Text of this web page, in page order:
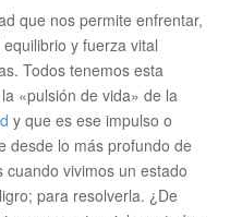
que nos permite enfrentar,
y fuerza vital
Todos tenemos esta
«pulsión de vida» de la
y que es ese impulso o
desde lo más profundo de
vivimos un estado
para resolverla. ¿De